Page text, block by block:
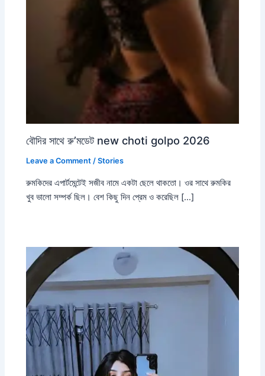
বৌদির সাথে রু’মডেট new choti golpo 2026
Leave a Comment /Stories
রুমকিদের এপার্টমেন্টেই সজীব নামে একটা ছেলে থাকতো। ওর সাথে রুমকির
খুব ভালো সম্পর্ক ছিল। বেশ কিছু দিন প্রেম ও করেছিল […]